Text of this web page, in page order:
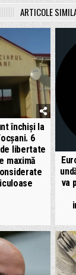
ARTICOLE
închiși la
6
libertate
maximă
va